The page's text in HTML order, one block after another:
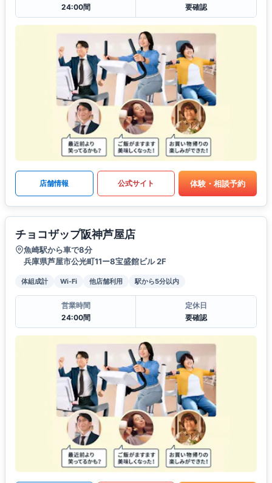
24:00間
要確認
店舗情報 公式サイト 体験・相談予約
チョコザップ阪神芦屋店
魚崎駅から車で8分
兵庫県芦屋市公光町11ー8宝盛館ビル 2F
体組成計 Wi-Fi 他店舗利用 駅から5分以内
営業時間
24:00間
定休日
要確認